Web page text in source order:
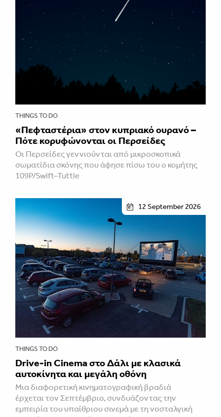
THINGS TO DO
«Πεφταστέρια» στον κυπριακό ουρανό –
Πότε κορυφώνονται οι Περσείδες
Οι Περσείδες γεννιούνται από μικροσκοπικά
σωματίδια σκόνης που άφησε πίσω του ο κομήτης
109P/Swift–Tuttle
12 September 2026
THINGS TO DO
Drive-in Cinema στο Δάλι με κλασικά
αυτοκίνητα και μεγάλη οθόνη
Μια διαφορετική κινηματογραφική βραδιά
έρχεται τον Σεπτέμβριο, συνδυάζοντας την
εμπειρία του υπαίθριου σινεμά με τη νοσταλγική